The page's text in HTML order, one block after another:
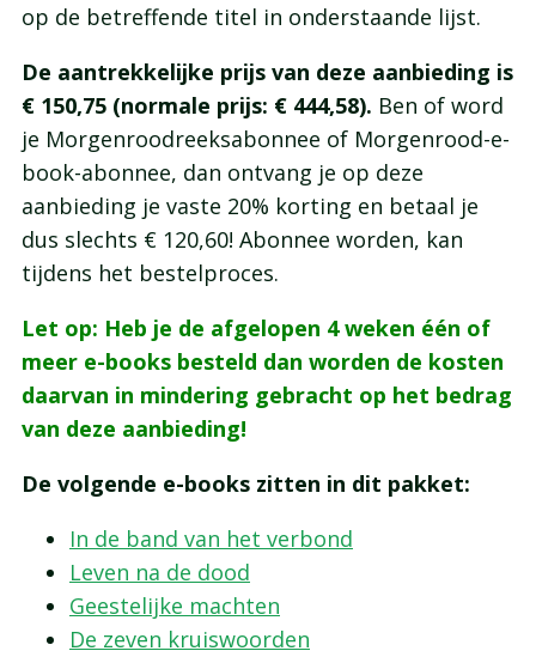
op de betreffende titel in onderstaande lijst.
De aantrekkelijke prijs van deze aanbieding is
€ 150,75 (normale prijs: € 444,58). Ben of word
je Morgenroodreeksabonnee of Morgenrood-e-
book-abonnee, dan ontvang je op deze
aanbieding je vaste 20% korting en betaal je
dus slechts € 120,60! Abonnee worden, kan
tijdens het bestelproces.
Let op: Heb je de afgelopen 4 weken één of
meer e-books besteld dan worden de kosten
daarvan in mindering gebracht op het bedrag
van deze aanbieding!
De volgende e-books zitten in dit pakket:
In de band van het verbond
Leven na de dood
Geestelijke machten
De zeven kruiswoorden